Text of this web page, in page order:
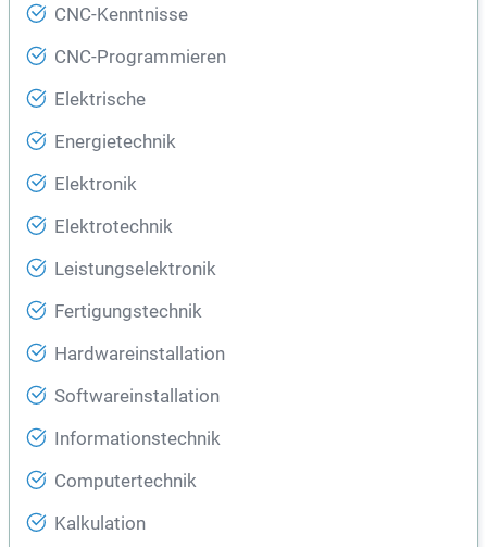
CNC-Kenntnisse
CNC-Programmieren
Elektrische
Energietechnik
Elektronik
Elektrotechnik
Leistungselektronik
Fertigungstechnik
Hardwareinstallation
Softwareinstallation
Informationstechnik
Computertechnik
Kalkulation